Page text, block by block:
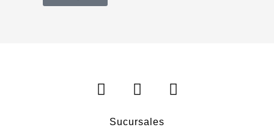
Sucursales